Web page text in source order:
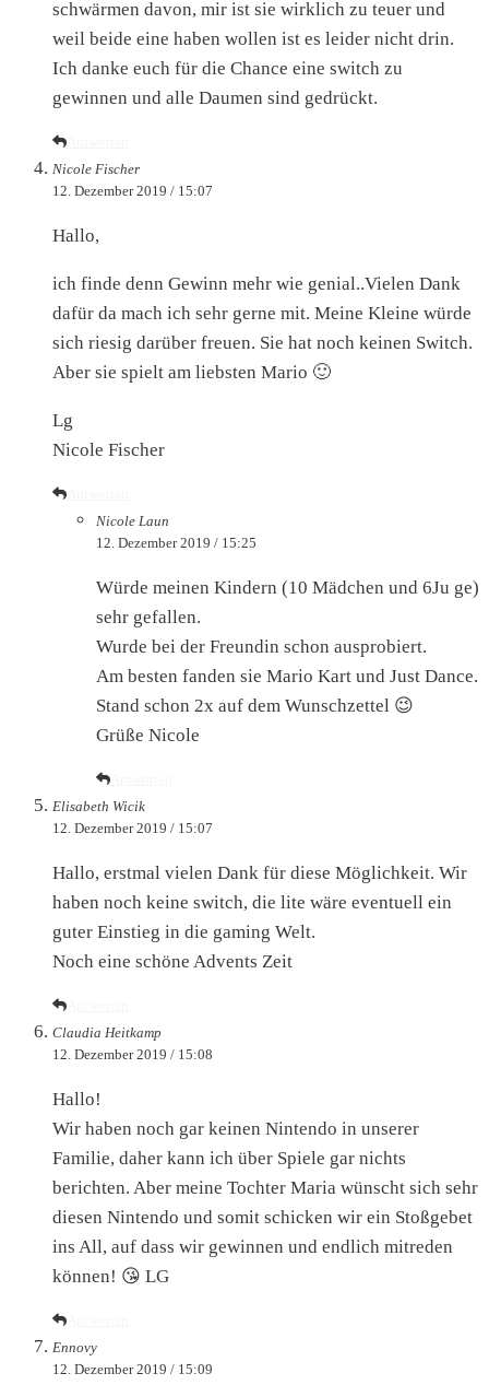
schwärmen davon, mir ist sie wirklich zu teuer und
weil beide eine haben wollen ist es leider nicht drin.
Ich danke euch für die Chance eine switch zu
gewinnen und alle Daumen sind gedrückt.
Nicole Fischer
12. Dezember 2019 / 15:07
Hallo,
ich finde denn Gewinn mehr wie genial..Vielen Dank
dafür da mach ich sehr gerne mit. Meine Kleine würde
sich riesig darüber freuen. Sie hat noch keinen Switch.
Aber sie spielt am liebsten Mario 🙂
Lg
Nicole Fischer
Nicole Laun
12. Dezember 2019 / 15:25
Würde meinen Kindern (10 Mädchen und 6Ju ge)
sehr gefallen.
Wurde bei der Freundin schon ausprobiert.
Am besten fanden sie Mario Kart und Just Dance.
Stand schon 2x auf dem Wunschzettel 😉
Grüße Nicole
Elisabeth Wicik
12. Dezember 2019 / 15:07
Hallo, erstmal vielen Dank für diese Möglichkeit. Wir
haben noch keine switch, die lite wäre eventuell ein
guter Einstieg in die gaming Welt.
Noch eine schöne Advents Zeit
Claudia Heitkamp
12. Dezember 2019 / 15:08
Hallo!
Wir haben noch gar keinen Nintendo in unserer
Familie, daher kann ich über Spiele gar nichts
berichten. Aber meine Tochter Maria wünscht sich sehr
diesen Nintendo und somit schicken wir ein Stoßgebet
ins All, auf dass wir gewinnen und endlich mitreden
können! 😘 LG
Ennovy
12. Dezember 2019 / 15:09